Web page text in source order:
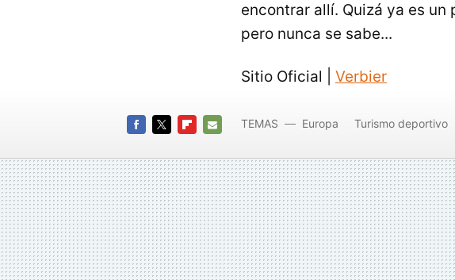
encontrar allí. Quizá ya es
pero nunca se sabe...
Sitio Oficial | Verbier
MAIL
TEMAS Europa Turismo deportivo